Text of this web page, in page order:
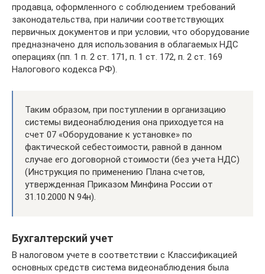
продавца, оформленного с соблюдением требований
законодательства, при наличии соответствующих
первичных документов и при условии, что оборудование
предназначено для использования в облагаемых НДС
операциях (пп. 1 п. 2 ст. 171, п. 1 ст. 172, п. 2 ст. 169
Налогового кодекса РФ).
Таким образом, при поступлении в организацию
системы видеонаблюдения она приходуется на
счет 07 «Оборудование к установке» по
фактической себестоимости, равной в данном
случае его договорной стоимости (без учета НДС)
(Инструкция по применению Плана счетов,
утвержденная Приказом Минфина России от
31.10.2000 N 94н).
Бухгалтерский учет
В налоговом учете в соответствии с Классификацией
основных средств система видеонаблюдения была